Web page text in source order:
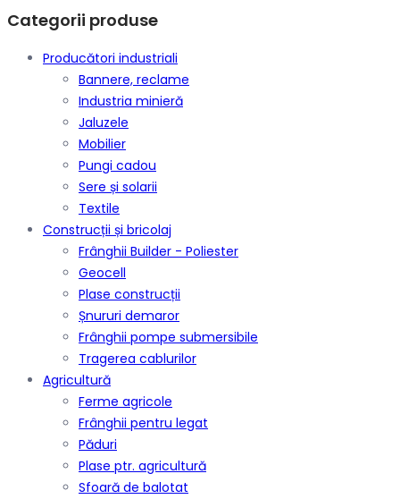
Categorii produse
Producători industriali
Bannere, reclame
Industria minieră
Jaluzele
Mobilier
Pungi cadou
Sere și solarii
Textile
Construcții și bricolaj
Frânghii Builder - Poliester
Geocell
Plase construcții
Șnururi demaror
Frânghii pompe submersibile
Tragerea cablurilor
Agricultură
Ferme agricole
Frânghii pentru legat
Păduri
Plase ptr. agricultură
Sfoară de balotat